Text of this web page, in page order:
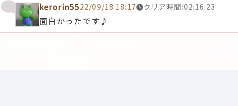
kerorin5522/09/18 18:17 クリア時間:02:16:23
面白かったです♪